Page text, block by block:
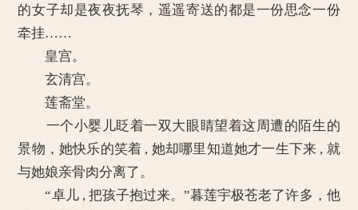
的女子却是夜夜抚琴，遥遥寄送的都是一份思念一份
牵挂……
皇宫。
玄清宫。
莲斋堂。
一个小婴儿眨着一双大眼睛望着这周遭的陌生的
景物，她快乐的笑着 , 她却哪里知道她才一生下来 , 就
与她娘亲骨肉分离了。
“卓儿 , 把孩子抱过来。”暮莲宇极苍老了许多，他